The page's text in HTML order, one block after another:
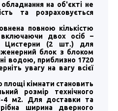
на об'єкті не
та розраховується
повною кількістю
двох осіб –
Цистерни (2 шт.) для
блок з блоком
водою, приблизно 1720
увагу на вагу всієї
площі кімнати становить
розмір технічного
4 м2. Для доставки та
ширина дверного